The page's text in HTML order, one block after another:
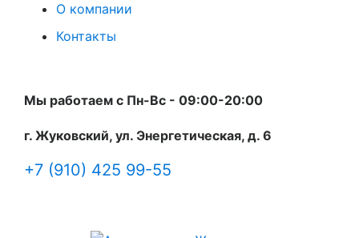
О компании
Контакты
Мы работаем с Пн-Вc - 09:00-20:00
г. Жуковский, ул. Энергетическая, д. 6
+7 (910) 425 99-55